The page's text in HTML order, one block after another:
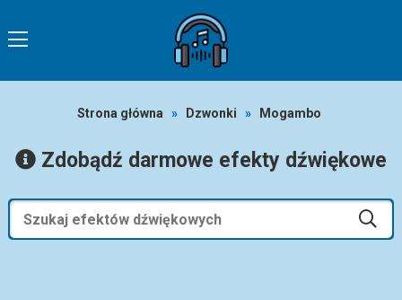
Strona główna » Dzwonki » Mogambo
Zdobądź darmowe efekty dźwiękowe